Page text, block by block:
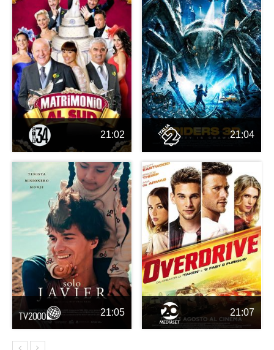
21:02 21:04
21:05 21:07